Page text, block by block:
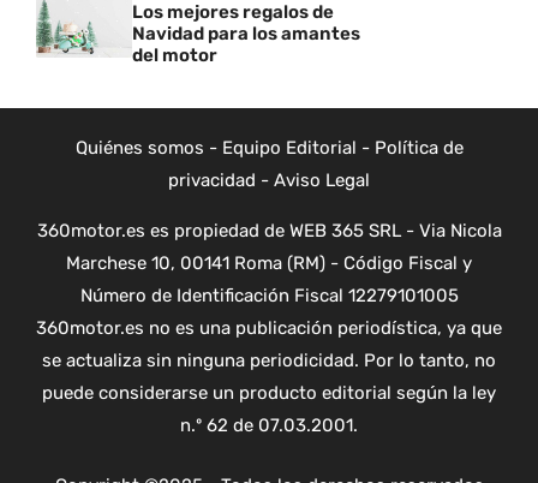
Los mejores regalos de
Navidad para los amantes
del motor
Quiénes somos - Equipo Editorial - Política de
privacidad - Aviso Legal
360motor.es es propiedad de WEB 365 SRL - Via Nicola
Marchese 10, 00141 Roma (RM) - Código Fiscal y
Número de Identificación Fiscal 12279101005
360motor.es no es una publicación periodística, ya que
se actualiza sin ninguna periodicidad. Por lo tanto, no
puede considerarse un producto editorial según la ley
n.º 62 de 07.03.2001.